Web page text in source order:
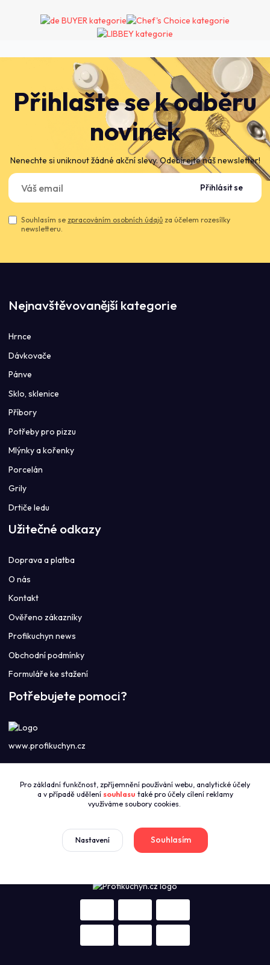
Přihlašte se k odběru
novinek
Nenechte si uniknout žádné akční slevy. Odebírejte náš newsletter!
Přihlásit se
Souhlasím se zpracováním osobních údajů za účelem rozesílky
newsletteru.
Nejnavštěvovanější kategorie
Hrnce
Dávkovače
Pánve
Sklo, sklenice
Příbory
Potřeby pro pizzu
Mlýnky a kořenky
Porcelán
Grily
Drtiče ledu
Užitečné odkazy
Doprava a platba
O nás
Kontakt
Ověřeno zákazníky
Profikuchyn news
Obchodní podmínky
Formuláře ke stažení
Potřebujete pomoci?
www.profikuchyn.cz
+420774421626
(Po-Pá 8:00-16:00)
sales@profikuchyn.cz
Pro základní funkčnost, zpříjemnění používání webu, analytické účely
a v případě udělení souhlasu také pro účely cílení reklamy
využíváme soubory cookies.
Nastavení Souhlasím